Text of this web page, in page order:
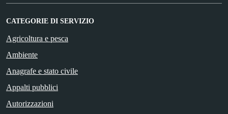
CATEGORIE DI SERVIZIO
Agricoltura e pesca
Ambiente
Anagrafe e stato civile
Appalti pubblici
Autorizzazioni